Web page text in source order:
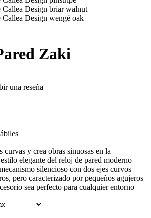
Zaki
una reseña
curvas y crea obras sinuosas en la
elegante del reloj de pared moderno
silencioso con dos ejes curvos
pero caracterizado por pequeños agujeros
sea perfecto para cualquier entorno